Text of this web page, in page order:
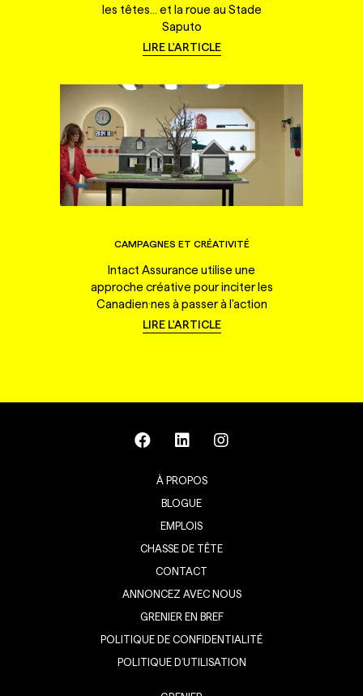
les têtes... et la roue au Stade
Saputo
LIRE L'ARTICLE
CAMPAGNES ET CRÉATIVITÉ
Intact Assurance utilise une
approche créative pour inciter les
Canadien·nes à passer à l'action
LIRE L'ARTICLE
À PROPOS
BLOGUE
EMPLOIS
CHASSE DE TÊTE
CONTACT
ANNONCEZ AVEC NOUS
GRENIER EN BREF
POLITIQUE DE CONFIDENTIALITÉ
POLITIQUE D’UTILISATION